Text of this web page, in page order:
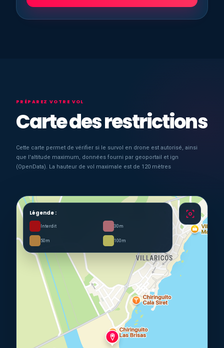
PRÉPAREZ VOTRE VOL
Carte des restrictions
Cette carte permet de vérifier si le survol en drone est autorisé, ainsi
que l'altitude maximum, données fourni par geoportail et ign
(OpenData). La hauteur de vol maximale est de 120 mètres
Légende :
Interdit 30m
50m 100m